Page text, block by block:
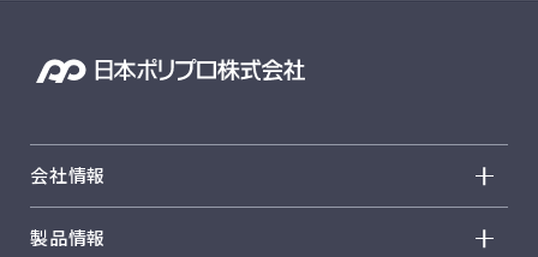
会社情報
会社情報 トップ
製品情報